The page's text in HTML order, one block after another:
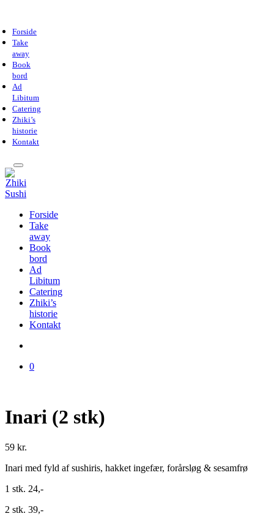
Forside
Take
away
Book
bord
Ad
Libitum
Catering
Zhiki’s
historie
Kontakt
Forside
Take
away
Book
bord
Ad
Libitum
Catering
Zhiki’s
historie
Kontakt
0
Inari (2 stk)
59 kr.
Inari med fyld af sushiris, hakket ingefær, forårsløg & sesamfrø
1 stk. 24,-
2 stk. 39,-